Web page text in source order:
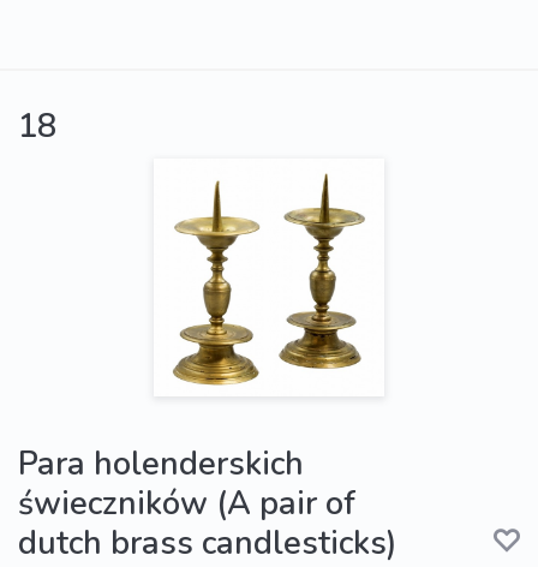
18
Para holenderskich
świeczników (A pair of
dutch brass candlesticks)